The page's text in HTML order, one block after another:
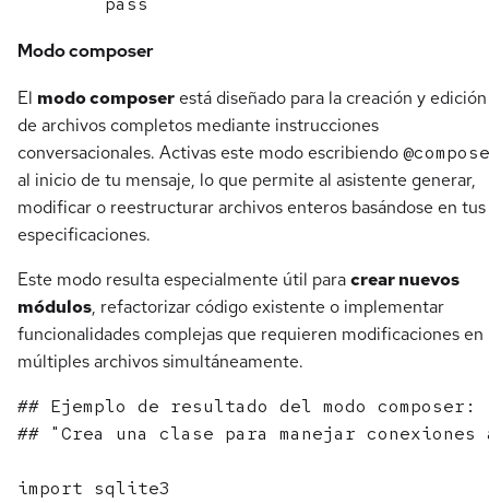
Modo composer
El modo composer está diseñado para la creación y edición
de archivos completos mediante instrucciones
conversacionales. Activas este modo escribiendo
al inicio de tu mensaje, lo que permite al asistente generar,
modificar o reestructurar archivos enteros basándose en tus
especificaciones.
Este modo resulta especialmente útil paracrear nuevos
módulos, refactorizar código existente o implementar
funcionalidades complejas que requieren modificaciones en
múltiples archivos simultáneamente.
## Ejemplo de resultado del modo composer:
## "Crea una clase para manejar
import sqlite3